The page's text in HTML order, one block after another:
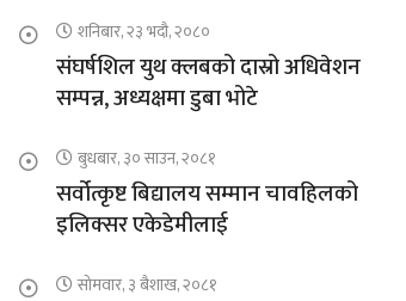
शनिबार, २३ भदौ, २०८०
संघर्षशिल युथ क्लबको दास्रो अधिवेशन
सम्पन्न, अध्यक्षमा डुबा भोटे
बुधबार, ३० साउन, २०८१
सर्वोत्कृष्ट बिद्यालय सम्मान चावहिलको
इलिक्सर एकेडेमीलाई
सोमवार, ३ बैशाख, २०८१